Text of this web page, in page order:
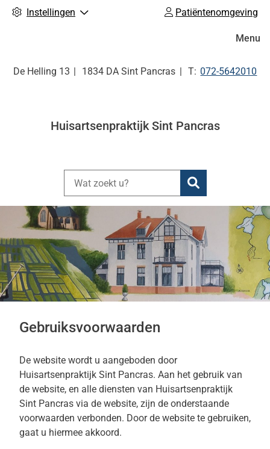
Instellingen Patiëntenomgeving
De Helling 13 1834 DA Sint Pancras Tel:
072-5642010
Huisartsenpraktijk Sint Pancras
Zoeken
Menu
Gebruiksvoorwaarden
De website wordt u aangeboden door
Huisartsenpraktijk Sint Pancras. Aan het gebruik van
de website, en alle diensten van Huisartsenpraktijk
Sint Pancras via de website, zijn de onderstaande
voorwaarden verbonden. Door de website te gebruiken,
gaat u hiermee akkoord.